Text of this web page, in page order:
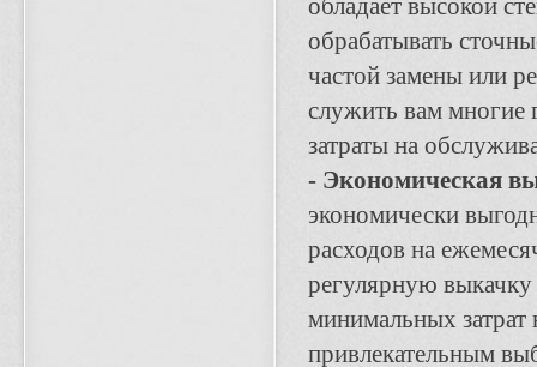
обладает высокой
обрабатывать
частой замены или
служить вам многие
затраты на
- Экономическая
экономически
расходов на
регулярную
минимальных затрат
привлекательным